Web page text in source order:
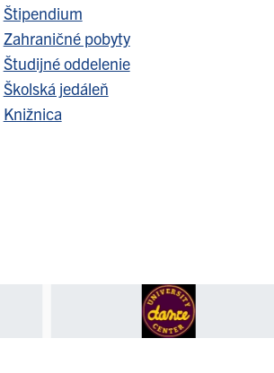
Štipendium
Zahraničné pobyty
Študijné oddelenie
Školská jedáleň
Knižnica